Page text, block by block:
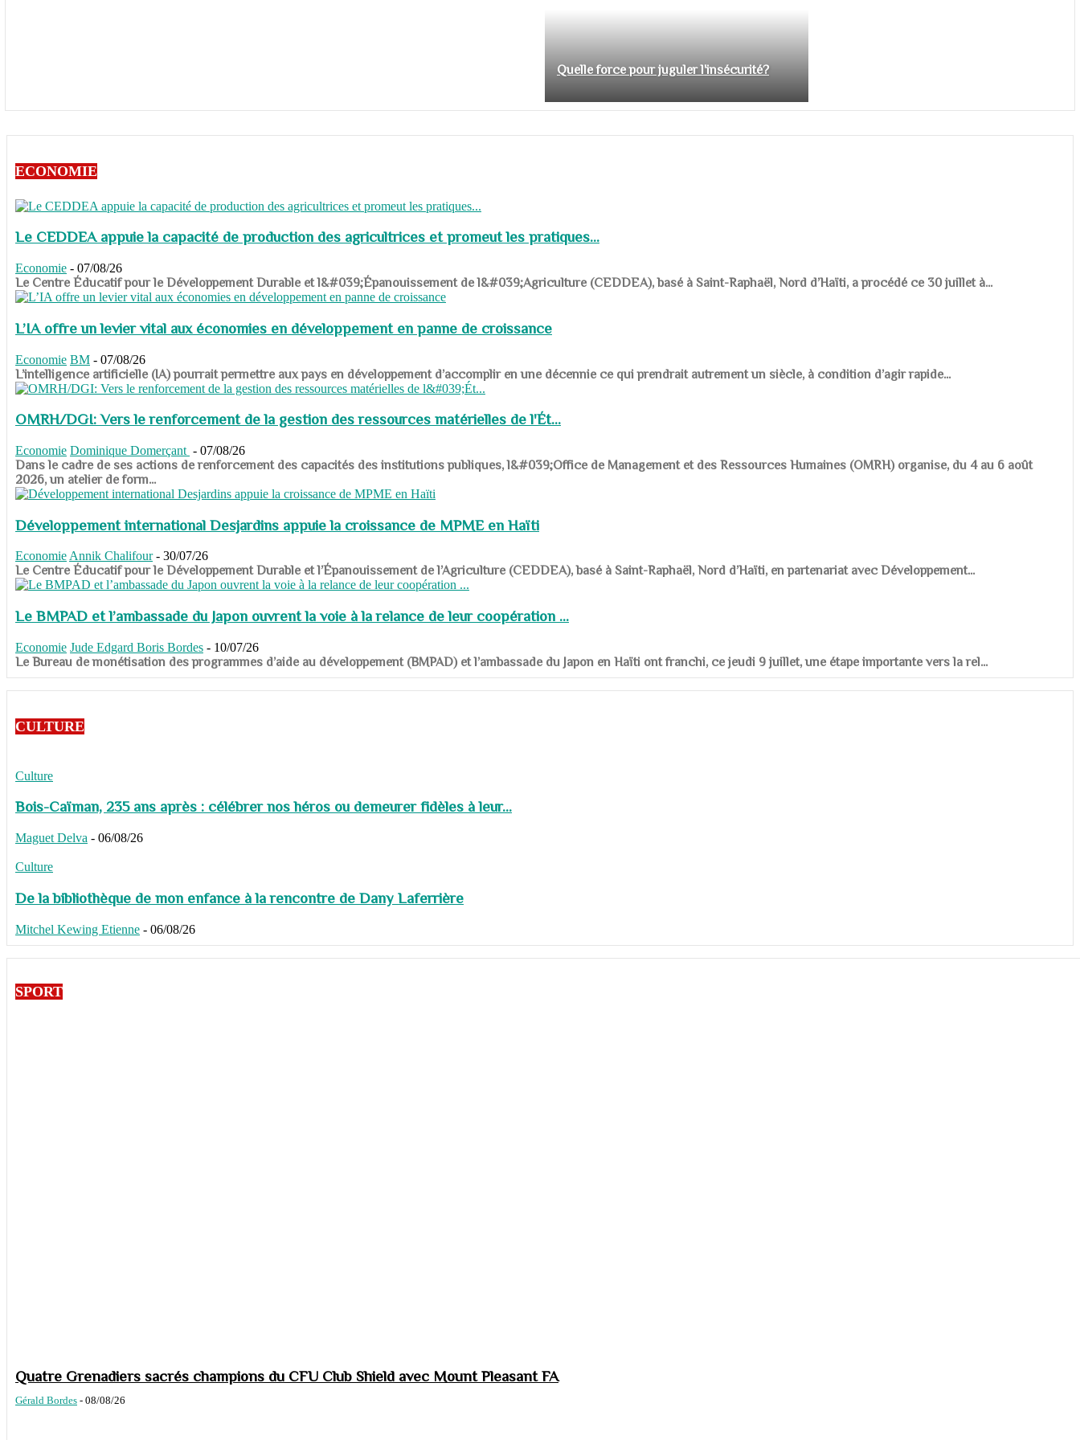
Quelle force pour juguler l'insécurité?
ECONOMIE
Le CEDDEA appuie la capacité de production des agricultrices et promeut les pratiques...
Economie - 07/08/26
​​​​​​​Le Centre Éducatif pour le Développement Durable et l&#039;Épanouissement de l&#039;Agriculture (CEDDEA), basé à Saint-Raphaël, Nord d’Haïti, a procédé ce 30 juillet à...
L’IA offre un levier vital aux économies en développement en panne de croissance
Economie BM - 07/08/26
​​​​​​​L’intelligence artificielle (IA) pourrait permettre aux pays en développement d’accomplir en une décennie ce qui prendrait autrement un siècle, à condition d’agir rapide...
OMRH/DGI: Vers le renforcement de la gestion des ressources matérielles de l'Ét...
Economie Dominique Domerçant - 07/08/26
Dans le cadre de ses actions de renforcement des capacités des institutions publiques, l&#039;Office de Management et des Ressources Humaines (OMRH) organise, du 4 au 6 août
2026, un atelier de form...
Développement international Desjardins appuie la croissance de MPME en Haïti
Economie Annik Chalifour - 30/07/26
​​​​​​​Le Centre Éducatif pour le Développement Durable et l’Épanouissement de l’Agriculture (CEDDEA), basé à Saint-Raphaël, Nord d’Haïti, en partenariat avec Développement...
Le BMPAD et l’ambassade du Japon ouvrent la voie à la relance de leur coopération ...
Economie Jude Edgard Boris Bordes - 10/07/26
​​​​​​​Le Bureau de monétisation des programmes d’aide au développement (BMPAD) et l’ambassade du Japon en Haïti ont franchi, ce jeudi 9 juillet, une étape importante vers la rel...
CULTURE
Culture
Bois-Caïman, 235 ans après : célébrer nos héros ou demeurer fidèles à leur...
Maguet Delva - 06/08/26
Culture
De la bibliothèque de mon enfance à la rencontre de Dany Laferrière
Mitchel Kewing Etienne - 06/08/26
SPORT
Quatre Grenadiers sacrés champions du CFU Club Shield avec Mount Pleasant FA
Gérald Bordes - 08/08/26